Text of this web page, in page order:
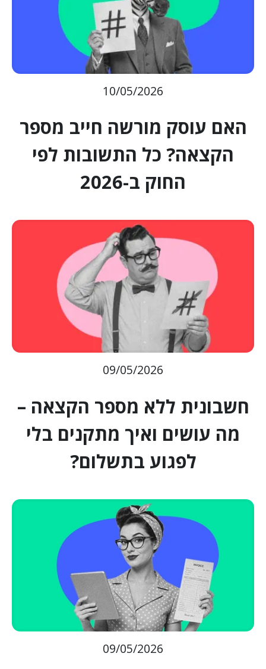
10/05/2026
האם עוסק מורשה חייב מספר
הקצאה? כל התשובות לפי
החוק ב-2026
09/05/2026
חשבונית ללא מספר הקצאה –
מה עושים ואיך מתקנים בלי
לפגוע בתשלום?
09/05/2026